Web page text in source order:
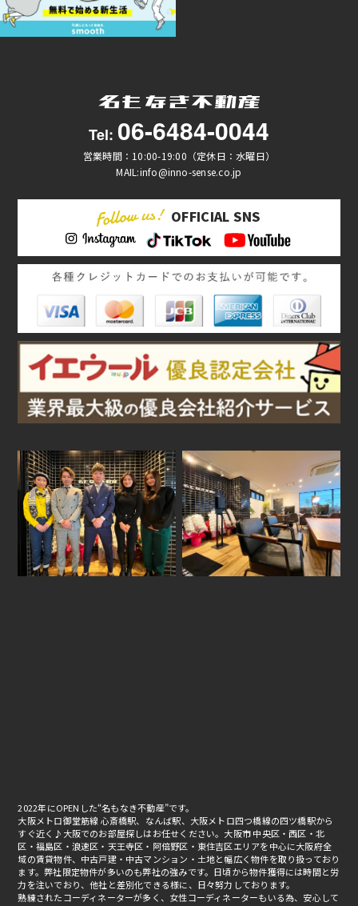
Tel: 06-6484-0044
営業時間：10:00-19:00（定休日：水曜日）
MAIL:info@inno-sense.co.jp
OFFICIAL SNS
2022年にOPENした“名もなき不動産”です。
大阪メトロ御堂筋線 心斎橋駅、なんば駅、大阪メトロ四つ橋線の四ツ橋駅から
すぐ近く♪大阪でのお部屋探しはお任せください。大阪市 中央区・西区・北
区・福島区・浪速区・天王寺区・阿倍野区・東住吉区エリアを中心に大阪府全
域の賃貸物件、中古戸建・中古マンション・土地と幅広く物件を取り扱っており
ます。弊社限定物件が多いのも弊社の強みです。日頃から物件獲得には時間と労
力を注いでおり、他社と差別化できる様に、日々努力しております。
熟練されたコーディネーターが多く、女性コーディネーターもいる為、安心して